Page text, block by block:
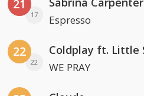
21
17 Espresso
22
22 WE PRAY